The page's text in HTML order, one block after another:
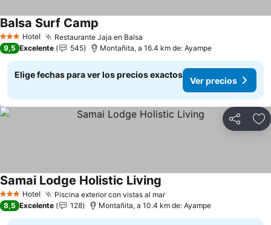
3 Estrellas
Hotel Restaurante Jaja en Balsa
Balsa Surf Camp
9,5 Excelente 545 Montañita, a 16.4 km de: Ayampe
Elige fechas para ver los precios exactos
Ver precios
Compartir
3 Estrellas
Hotel Piscina exterior con vistas al marVer precios
Samai Lodge Holistic Living
8,5 Excelente 128 Montañita, a 10.4 km de: Ayampe